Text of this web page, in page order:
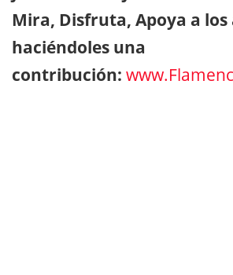
Mira, Disfruta, Apoya a
haciéndoles una
contribución: